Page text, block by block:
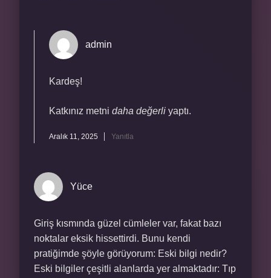
admin
Kardeş!
Katkınız metni daha değerli yaptı.
Aralık 11, 2025 Yanıtla
Yüce
Giriş kısmında güzel cümleler var, fakat bazı
noktalar eksik hissettirdi. Bunu kendi
pratiğimde şöyle görüyorum: Eski bilgi nedir?
Eski bilgiler çeşitli alanlarda yer almaktadır: Tıp